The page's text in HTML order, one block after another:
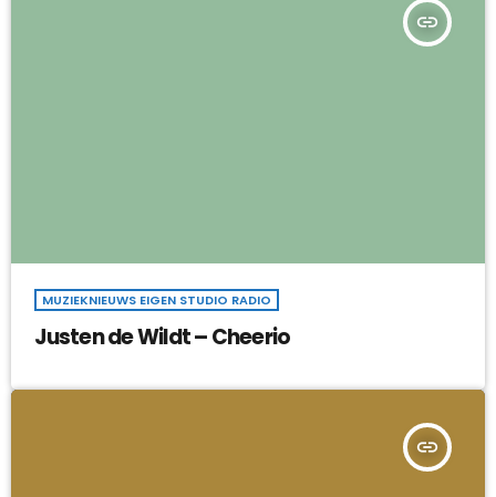
insert_link
MUZIEKNIEUWS EIGEN STUDIO RADIO
Justen de Wildt – Cheerio
insert_link